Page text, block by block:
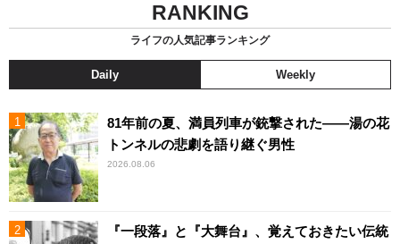
RANKING
ライフの人気記事ランキング
Daily Weekly
81年前の夏、満員列車が銃撃された――湯の花
トンネルの悲劇を語り継ぐ男性
2026.08.06
『一段落』と『大舞台』、覚えておきたい伝統